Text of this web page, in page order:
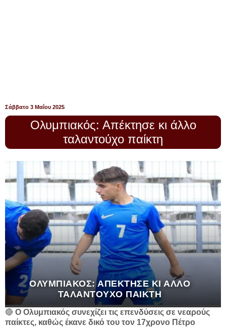
Σάββατο 3 Μαΐου 2025
Ολυμπιακός: Απέκτησε κι άλλο
ταλαντούχο παίκτη
ΟΛΥΜΠΙΑΚΌΣ: ΑΠΈΚΤΗΣΕ ΚΙ ΆΛΛΟ
ΤΑΛΑΝΤΟΎΧΟ ΠΑΊΚΤΗ
🔴 Ο Ολυμπιακός συνεχίζει τις επενδύσεις σε νεαρούς
παίκτες, καθώς έκανε δικό του τον 17χρονο Πέτρο